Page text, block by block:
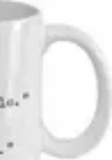
AccessibilitéGuides pratiques